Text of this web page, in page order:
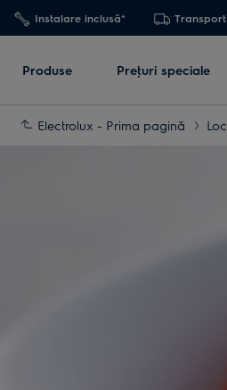
Instalare inclusă*
Produse Preţuri speciale
Electrolux - Prima pagină